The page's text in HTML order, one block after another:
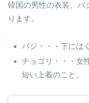
韓国の男性の衣装、パ
ります。
パジ・・・下には
チョゴリ・・・女
短い上着のこと。